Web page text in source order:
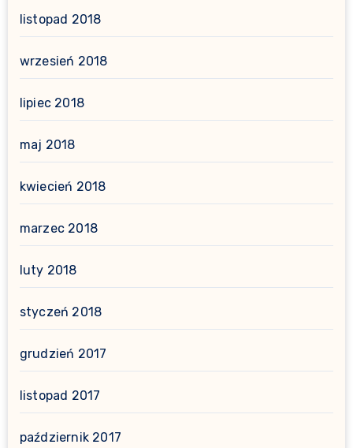
listopad 2018
wrzesień 2018
lipiec 2018
maj 2018
kwiecień 2018
marzec 2018
luty 2018
styczeń 2018
grudzień 2017
listopad 2017
październik 2017